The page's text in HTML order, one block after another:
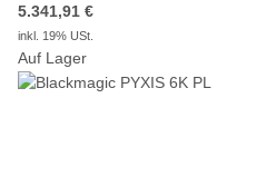
5.341,91 €
inkl. 19% USt.
Auf Lager